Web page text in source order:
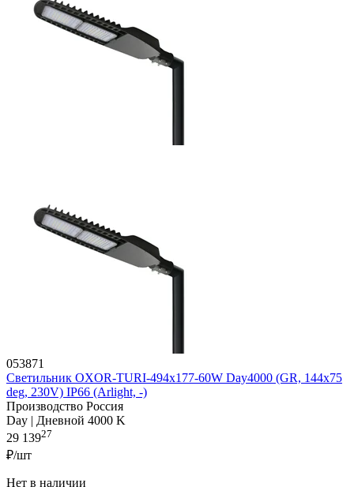
053871
Светильник OXOR-TURI-494х177-60W Day4000 (GR, 144x75
deg, 230V) IP66 (Arlight, -)
Производство Россия
Day | Дневной 4000 K
29 13927
₽/шт
Нет в наличии